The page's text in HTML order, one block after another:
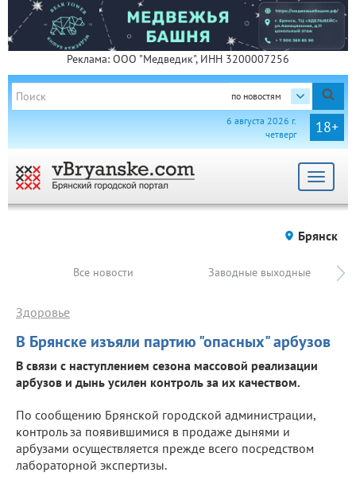
Реклама: ООО "Медведик", ИНН 3200007256
по новостям
18+
6 августа 2026 г.
четверг
Toggle
Брянск
Все новости Заводные выходные
В Брянске изъяли партию "опасных" арбузов
Здоровье
В связи с наступлением сезона массовой реализации
арбузов и дынь усилен контроль за их качеством.
По сообщению Брянской городской администрации,
контроль за появившимися в продаже дынями и
арбузами осуществляется прежде всего посредством
лабораторной экспертизы.